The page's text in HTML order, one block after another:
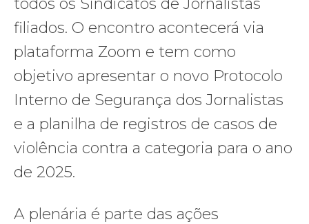
filiados. O encontro acontecerá via
plataforma Zoom e tem como
objetivo apresentar o novo Protocolo
Interno de Segurança dos Jornalistas
e a planilha de registros de casos de
violência contra a categoria para o ano
de 2025.
A plenária é parte das ações